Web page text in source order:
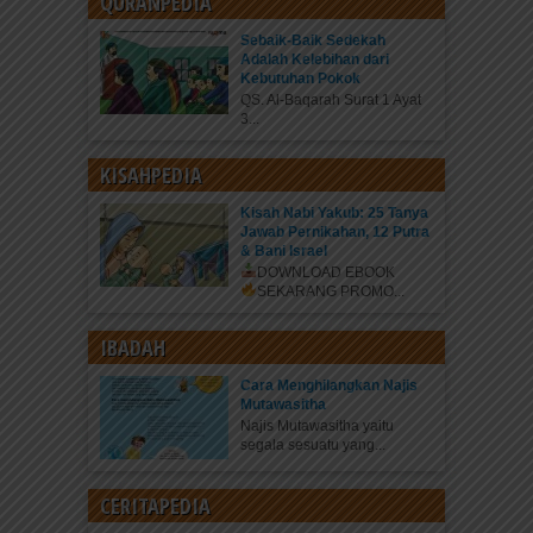
Sebaik-Baik Sedekah
Adalah Kelebihan dari
Kebutuhan Pokok
QS. Al-Baqarah Surat 1 Ayat
3...
KISAHPEDIA
Kisah Nabi Yakub: 25 Tanya
Jawab Pernikahan, 12 Putra
& Bani Israel
DOWNLOAD EBOOK
SEKARANG PROMO...
IBADAH
Cara Menghilangkan Najis
Mutawasitha
Najis Mutawasitha yaitu
segala sesuatu yang...
CERITAPEDIA